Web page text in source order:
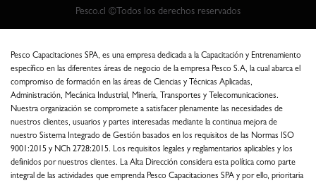
Pesco.cl ©Todos los derechos reservados
Pesco Capacitaciones SPA, es una empresa dedicada a la Capacitación y Entrenamiento
específico en las diferentes áreas de negocio de la empresa Pesco S.A, la cual abarca el
compromiso de formación en las áreas de Ciencias y Técnicas Aplicadas,
Administración, Mecánica Industrial, Minería, Transportes y Telecomunicaciones.
Nuestra organización se compromete a satisfacer plenamente las necesidades de
nuestros clientes, usuarios y partes interesadas mediante la continua mejora de
nuestro Sistema Integrado de Gestión basados en los requisitos de las Normas ISO
9001:2015 y NCh 2728:2015. Los requisitos legales y reglamentarios aplicables y los
definidos por nuestros clientes. La Alta Dirección considera esta política como parte
integral de las actividades que emprenda Pesco Capacitaciones SPA y por ello, prioritaria